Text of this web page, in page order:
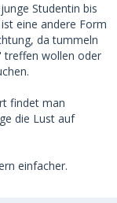
Studentin bis
eine andere Form
da tummeln
treffen wollen oder
findet man
die Lust auf
einfacher.